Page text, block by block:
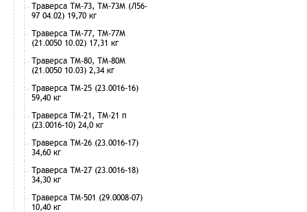
Траверса ТМ-73, ТМ-73М (Л56-
97 04.02) 19,70 кг
Траверса ТМ-77, ТМ-77М
(21.0050 10.02) 17,31 кг
Траверса ТМ-80, ТМ-80М
(21.0050 10.03) 2,34 кг
Траверса ТМ-25 (23.0016-16)
59,40 кг
Траверса ТМ-21, ТМ-21 п
(23.0016-10) 24,0 кг
Траверса ТМ-26 (23.0016-17)
34,60 кг
Траверса ТМ-27 (23.0016-18)
34,30 кг
Траверса ТМ-501 (29.0008-07)
10,40 кг